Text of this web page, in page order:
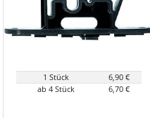
1 Stück
6,90 €
ab 4 Stück
6,70 €